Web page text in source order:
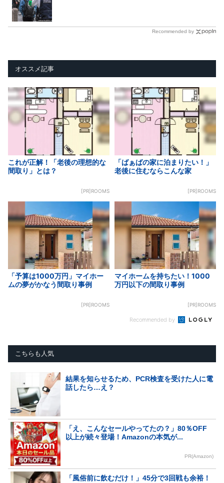
Recommended by
オススメ記事
これが正解！「老後の理想的な
間取り」とは？
[PR]ROOMS
「ばぁばの家に泊まりたい！」
老後に住むならこんな家
[PR]ROOMS
「予算は1000万円」マイホー
ムの夢がかなう間取り事例
[PR]ROOMS
マイホームを持ちたい！1000
万円以下の間取り事例
[PR]ROOMS
Recommended by
こちらも人気
結果を知らせるため、PCR検査を受けた人に電
話したら…え？
「え、こんなセールやってたの？」80％OFF
以上が続々登場！Amazonの本気が...
PR(Amazon)
「風俗前に飲むだけ！」45分で3回戦も余裕！